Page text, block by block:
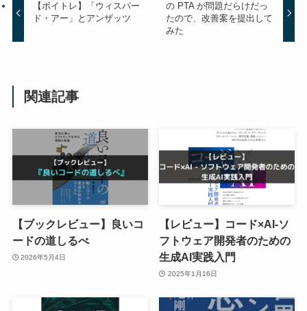
【ボイトレ】「ウィスパー
ド・アー」とアンザッツ
の PTA が問題だらけだっ
たので、改善案を提出して
みた
関連記事
【ブックレビュー】良いコ
ードの道しるべ
2026年5月4日
【レビュー】コード×AI-ソ
フトウェア開発者のための
生成AI実践入門
2025年1月16日